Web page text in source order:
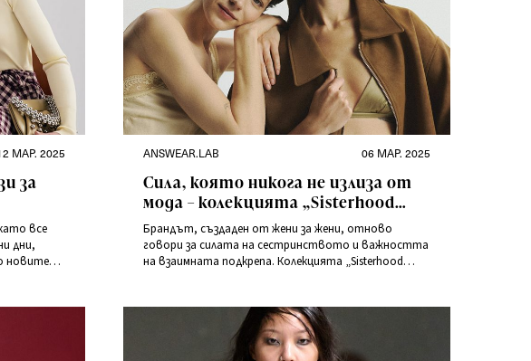
МАР. 2025
за
все
дни,
новите
ANSWEAR.LAB
на
06 МАР. 2025
Сила, която никога не излиза от
мода – колекцията „Sisterhood
Stories” от Answear.LAB
Брандът, създаден от жени за жени, отново
говори за силата на сестринството и важността
на взаимната подкрепа. Колекцията „Sisterhood
опит с другите.